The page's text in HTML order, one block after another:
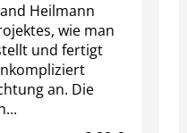
Heilmann
wie man
und fertigt
an. Die